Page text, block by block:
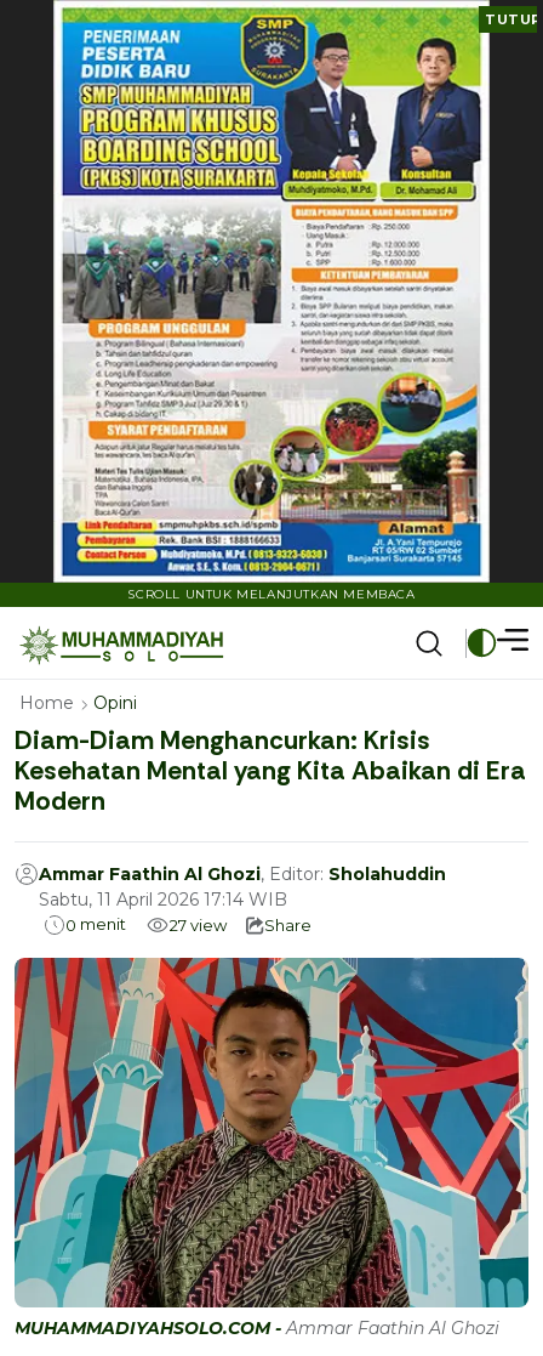
TUTUP
SCROLL UNTUK MELANJUTKAN MEMBACA
Home Opini
Diam-Diam Menghancurkan: Krisis
Kesehatan Mental yang Kita Abaikan di Era
Modern
Ammar Faathin Al Ghozi, Editor: Sholahuddin
Sabtu, 11 April 2026 17:14 WIB
0 menit 27view Share
MUHAMMADIYAHSOLO.COM -Ammar Faathin Al Ghozi